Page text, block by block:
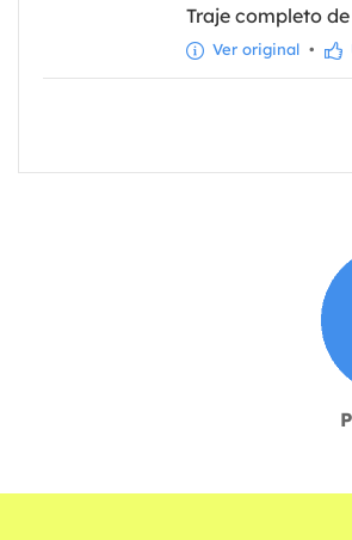
Traje completo
Ver original •